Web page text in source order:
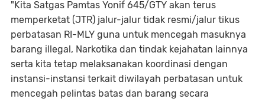
"Kita Satgas Pamtas Yonif 645/GTY akan terus
memperketat (JTR) jalur-jalur tidak resmi/jalur tikus
perbatasan RI-MLY guna untuk mencegah masuknya
barang illegal, Narkotika dan tindak kejahatan lainnya
serta kita tetap melaksanakan koordinasi dengan
instansi-instansi terkait diwilayah perbatasan untuk
mencegah pelintas batas dan barang secara